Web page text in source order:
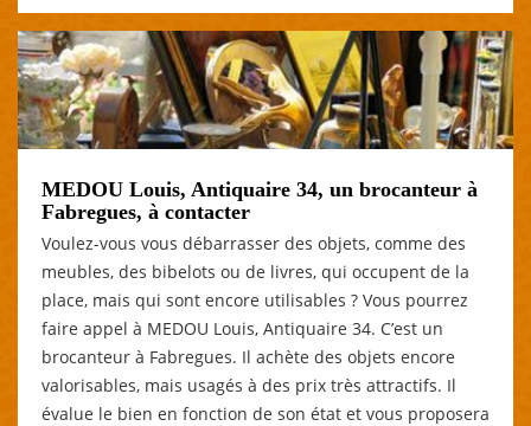
MEDOU Louis, Antiquaire 34, un brocanteur à
Fabregues, à contacter
Voulez-vous vous débarrasser des objets, comme des
meubles, des bibelots ou de livres, qui occupent de la
place, mais qui sont encore utilisables ? Vous pourrez
faire appel à MEDOU Louis, Antiquaire 34. C’est un
brocanteur à Fabregues. Il achète des objets encore
valorisables, mais usagés à des prix très attractifs. Il
évalue le bien en fonction de son état et vous proposera